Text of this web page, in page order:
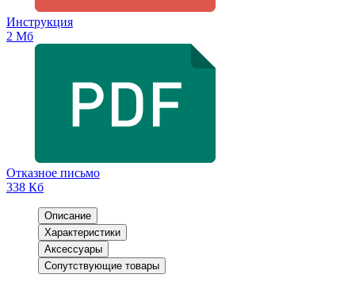
Инструкция
2 Мб
Отказное письмо
338 Кб
Описание
Характеристики
Аксессуары
Сопутствующие товары